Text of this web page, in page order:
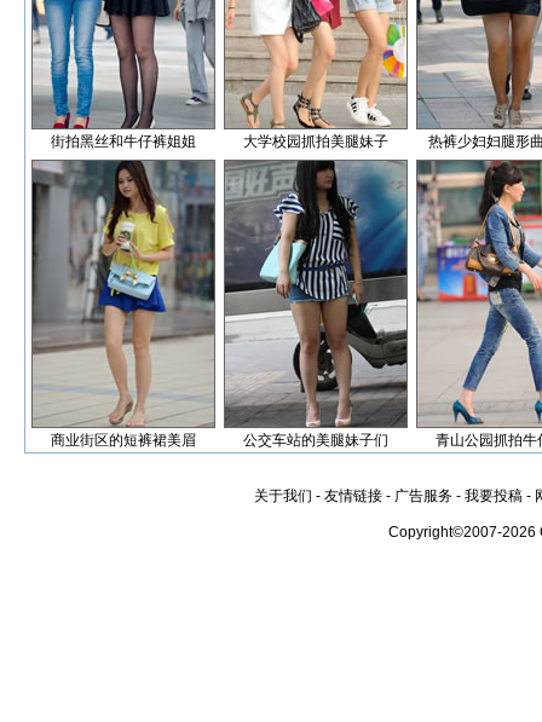
街拍黑丝和牛仔裤姐姐 大学校园抓拍美腿妹子 热裤少妇妇腿形
商业街区的短裤裙美眉 公交车站的美腿妹子们 青山公园抓拍牛
关于我们 - 友情链接 - 广告服务 - 我要投稿 -
Copyright©2007-2026